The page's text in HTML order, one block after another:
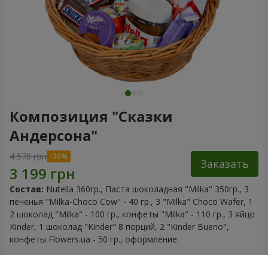
Композиция "Сказки
Андерсона"
4 570 грн
Заказать
Состав: Nutella 360гр., Паста шоколадная "Milka" 350гр., 3
печенья "Milka-Choco Сow" - 40 гр., 3 "Milka" Choco Wafer, 1
2 шоколад "Milka" - 100 гр., конфеты "Milka" - 110 гр., 3 яйцо
Kinder, 1 шоколад "Kinder" 8 порций, 2 "Kinder Bueno",
конфеты Flowers.ua - 50 гр., оформление.